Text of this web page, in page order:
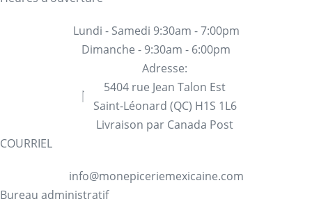
Lundi - Samedi 9:30am - 7:00pm
Dimanche - 9:30am - 6:00pm
Adresse:
5404 rue Jean Talon Est
Saint-Léonard (QC) H1S 1L6
Livraison par Canada Post
COURRIEL
info@monepiceriemexicaine.com
Bureau administratif